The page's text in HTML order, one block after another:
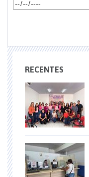
RECENTES